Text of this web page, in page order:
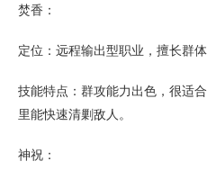
焚香：
定位：远程输出型职业，擅长群体
技能特点：群攻能力出色，很适
里能快速清剿敌人。
神祝：